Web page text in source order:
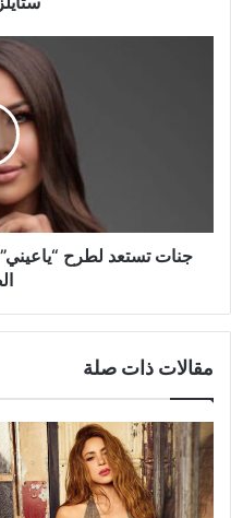
أزمتها
الصحية
جنات تستعد لطرح
مقالات ذات صلة